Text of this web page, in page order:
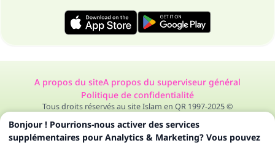
A propos du siteA propos du superviseur général
Politique de confidentialité
Tous droits réservés au site Islam en QR 1997-2025 ©
Bonjour ! Pourrions-nous activer des services
supplémentaires pour Analytics & Marketing? Vous pouvez